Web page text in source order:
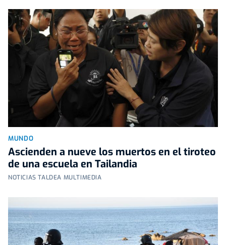
MUNDO
Ascienden a nueve los muertos en el tiroteo
de una escuela en Tailandia
NOTICIAS TALDEA MULTIMEDIA